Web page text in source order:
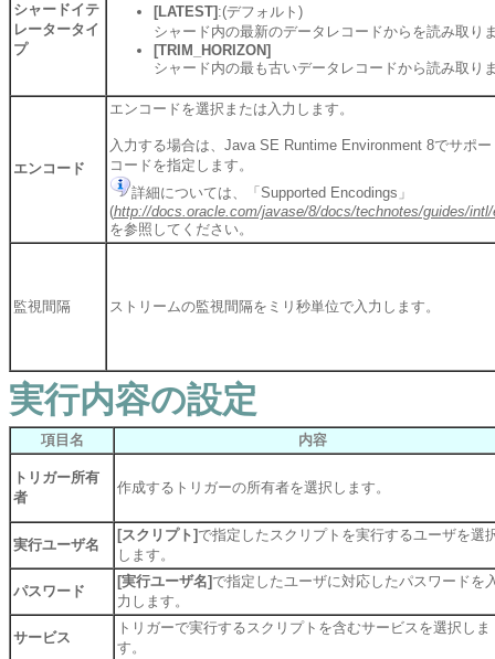
シャードイテ
レータータイ
プ
[LATEST] :(デフォルト)
シャード内の最新のデータレコードからを読み取り
[TRIM_HORIZON]
シャード内の最も古いデータレコードから読み取り
エンコード
エンコードを選択または入力します。
入力する場合は、Java SE Runtime Environment 8でサポ
コードを指定します。
詳細については、「Supported Encodings」
(http://docs.oracle.com/javase/8/docs/technotes/guides/
を参照してください。
監視間隔 ストリームの監視間隔をミリ秒単位で入力します。
実行内容の設定
項目名 内容
トリガー所有
者
作成するトリガーの所有者を選択します。
実行ユーザ名
[スクリプト] で指定したスクリプトを実行するユーザを選
します。
パスワード
[実行ユーザ名] で指定したユーザに対応したパスワードを
力します。
サービス
トリガーで実行するスクリプトを含むサービスを選択しま
す。